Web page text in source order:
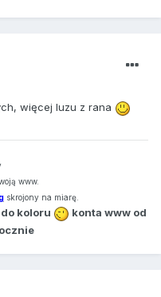
więcej luzu z rana
www.
skrojony na miarę.
koloru
konta www od